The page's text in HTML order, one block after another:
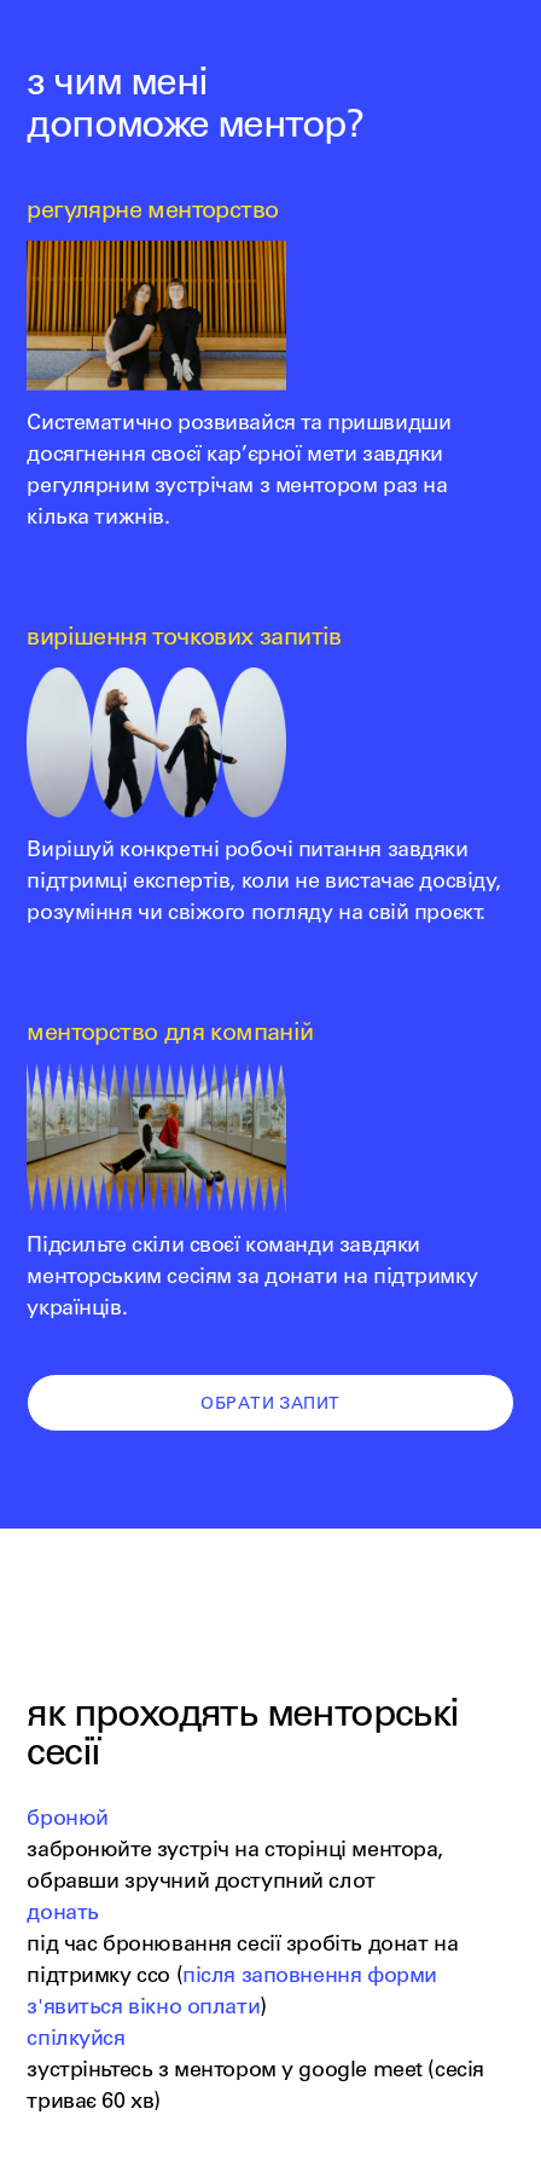
з чим мені
допоможе ментор?
регулярне менторство
Систематично розвивайся та пришвидши
досягнення своєї кар’єрної мети завдяки
регулярним зустрічам з ментором раз на
кілька тижнів.
вирішення точкових запитів
Вирішуй конкретні робочі питання завдяки
підтримці експертів, коли не вистачає досвіду,
розуміння чи свіжого погляду на свій проєкт.
менторство для компаній
Підсильте скіли своєї команди завдяки
менторським сесіям за донати на підтримку
українців.
ОБРАТИ ЗАПИТ
як проходять менторські
сесії
бронюй
забронюйте зустріч на сторінці ментора,
обравши зручний доступний слот
донать
під час бронювання сесії зробіть донат на
підтримку ссо (після заповнення форми
з'явиться вікно оплати)
спілкуйся
зустріньтесь з ментором у google meet (сесія
триває 60 хв)